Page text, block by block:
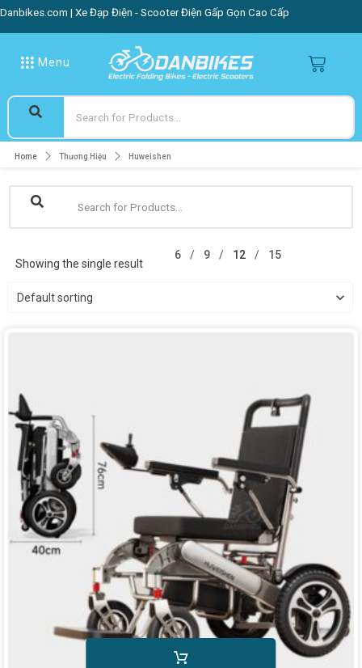
Danbikes.com | Xe Đạp Điện - Scooter Điện Gấp Gọn Cao Cấp
Menu
Home Thương Hiệu Huweishen
Showing the single result
6 9 12 15